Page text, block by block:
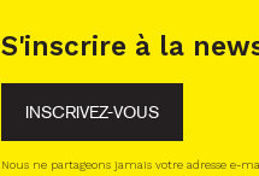
S'inscrire à la
INSCRIVEZ-VOUS
Nous ne partageons jamais votre adresse e-